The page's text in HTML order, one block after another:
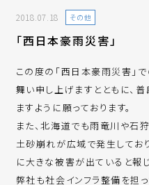
2018.07.18 その他
「西日本豪雨災害」
この度の「西日本豪雨災害」
舞い申し上げますとともに、
ますように願っております。
また、北海道でも雨竜川や石
土砂崩れが広域で発生してお
に大きな被害が出ていると報じ
弊社も社会インフラ整備を担